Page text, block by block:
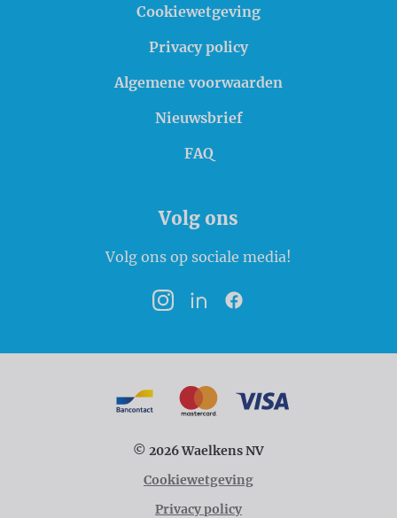
Cookiewetgeving
Privacy policy
Algemene voorwaarden
Nieuwsbrief
FAQ
Volg ons
Volg ons op sociale media!
InstagramLinkedInFacebook
© 2026 Waelkens NV
Cookiewetgeving
Privacy policy
Betaalmogelijkheden
BancontactMasterCard
VISA